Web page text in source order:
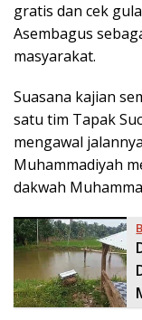
gratis dan cek
Asembagus
masyarakat.
Suasana kajian
satu tim Tapak
mengawal
Muhammadiyah
dakwah